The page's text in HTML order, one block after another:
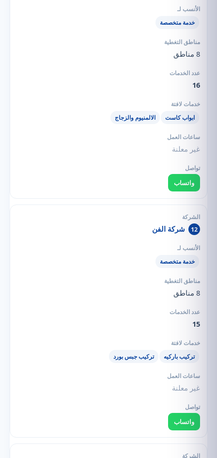
خدمة متخصصة
8 مناطق
16
ابواب كاست الالمنيوم والزجاج
غير معلنة
واتساب
12 شركة الفن
خدمة متخصصة
8 مناطق
15
تركيب باركيه تركيب جبس بورد
غير معلنة
واتساب